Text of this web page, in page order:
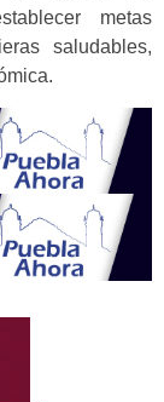
metas
saludables,